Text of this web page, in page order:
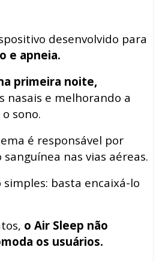
desenvolvido para
e apneia.
primeira noite,
nasais e melhorando a
sono.
é responsável por
nas vias aéreas.
basta encaixá-lo
o Air Sleep não
os usuários.